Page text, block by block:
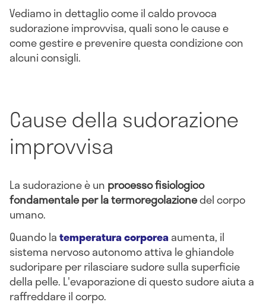
Vediamo in dettaglio come il caldo provoca
sudorazione improvvisa, quali sono le cause e
come gestire e prevenire questa condizione con
alcuni consigli.
Cause della sudorazione
improvvisa
La sudorazione è un processo fisiologico
fondamentale per la termoregolazionedel corpo
umano.
Quando latemperatura corporeaaumenta, il
sistema nervoso autonomo attiva le ghiandole
sudoripare per rilasciare sudore sulla superficie
della pelle. L'evaporazione di questo sudore aiuta a
raffreddare il corpo.